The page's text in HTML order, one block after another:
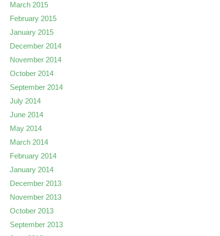
March 2015
February 2015
January 2015
December 2014
November 2014
October 2014
September 2014
July 2014
June 2014
May 2014
March 2014
February 2014
January 2014
December 2013
November 2013
October 2013
September 2013